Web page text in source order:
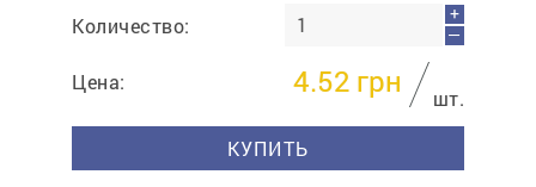
Количество:
+
—
Цена: 4.52 грн
шт.
КУПИТЬ